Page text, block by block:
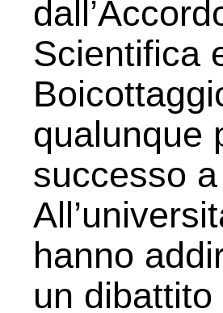
Scientifica
qualunque
successo
hanno
un